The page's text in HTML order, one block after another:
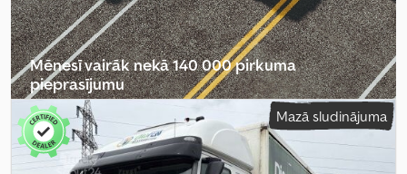
Mēnesī vairāk nekā 140 000 pirkuma
pieprasījumu
Izvēlēties tirgotāja paketiMazā sludinājuma